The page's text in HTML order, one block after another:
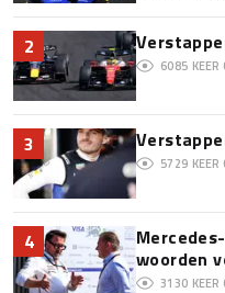
2
6085 KEER
3
5729 KEER
4
woorden
3130 KEER